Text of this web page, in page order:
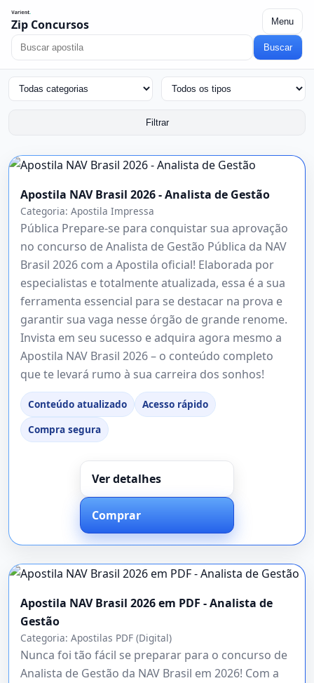
Zip Concursos Menu
Buscar
Filtrar
Apostila NAV Brasil 2026 - Analista de Gestão
Categoria: Apostila Impressa
Pública Prepare-se para conquistar sua aprovação
no concurso de Analista de Gestão Pública da NAV
Brasil 2026 com a Apostila oficial! Elaborada por
especialistas e totalmente atualizada, essa é a sua
ferramenta essencial para se destacar na prova e
garantir sua vaga nesse órgão de grande renome.
Invista em seu sucesso e adquira agora mesmo a
Apostila NAV Brasil 2026 – o conteúdo completo
que te levará rumo à sua carreira dos sonhos!
Conteúdo atualizado
Acesso rápido
Compra segura
Ver detalhes
Comprar
Apostila NAV Brasil 2026 em PDF - Analista de
Gestão
Categoria: Apostilas PDF (Digital)
Nunca foi tão fácil se preparar para o concurso de
Analista de Gestão da NAV Brasil em 2026! Com a